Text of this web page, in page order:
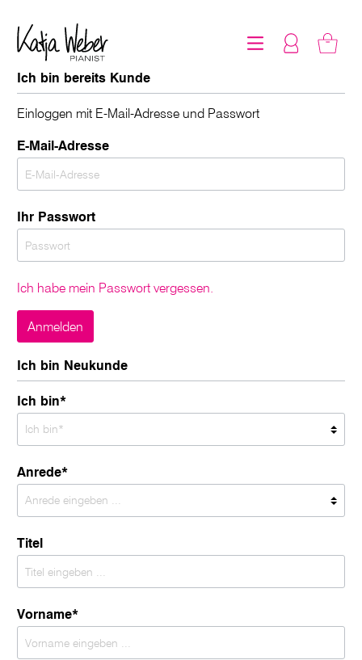
Ich bin bereits Kunde
Einloggen mit E-Mail-Adresse und Passwort
E-Mail-Adresse
Ihr Passwort
Ich habe mein Passwort vergessen.
Anmelden
Ich bin Neukunde
Ich bin*
Anrede*
Titel
Vorname*